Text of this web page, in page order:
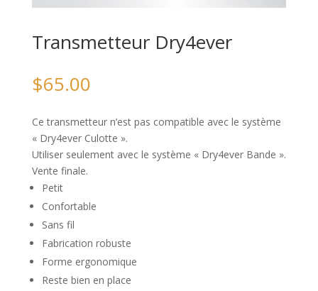
Transmetteur Dry4ever
$65.00
Ce transmetteur n’est pas compatible avec le système
« Dry4ever Culotte ».
Utiliser seulement avec le système « Dry4ever Bande ».
Vente finale.
Petit
Confortable
Sans fil
Fabrication robuste
Forme ergonomique
Reste bien en place